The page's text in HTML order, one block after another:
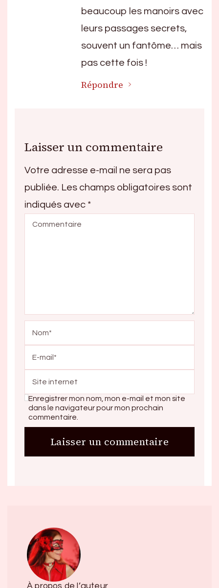
beaucoup les manoirs avec
leurs passages secrets,
souvent un fantôme… mais
pas cette fois !
Répondre
Laisser un commentaire
Votre adresse e-mail ne sera pas
publiée. Les champs obligatoires sont
indiqués avec *
Enregistrer mon nom, mon e-mail et mon site
dans le navigateur pour mon prochain
commentaire.
À propos de l’auteur